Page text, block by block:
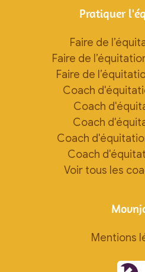
Pratiquer
Faire de
Faire de
Faire de
Coach
Coach
Coach
Coach
Coach
Voir tous les
Mentions